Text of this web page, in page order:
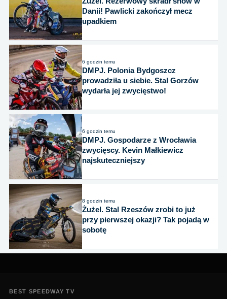
Danii! Pawlicki zakończył mecz
upadkiem
6 godzin temu
DMPJ. Polonia Bydgoszcz
prowadziła u siebie. Stal Gorzów
wydarła jej zwycięstwo!
6 godzin temu
DMPJ. Gospodarze z Wrocławia
zwycięscy. Kevin Małkiewicz
najskuteczniejszy
8 godzin temu
Żużel. Stal Rzeszów zrobi to już
przy pierwszej okazji? Tak pojadą w
sobotę
BEST SPEEDWAY TV